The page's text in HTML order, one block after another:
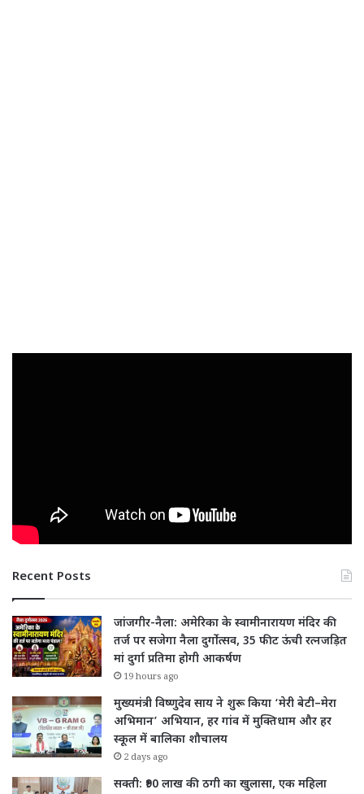
Recent Posts
जांजगीर-नैला: अमेरिका के स्वामीनारायण मंदिर की
तर्ज पर सजेगा नैला दुर्गोत्सव, 35 फीट ऊंची रत्नजड़ित
मां दुर्गा प्रतिमा होगी आकर्षण
19 hours ago
मुख्यमंत्री विष्णुदेव साय ने शुरू किया ‘मेरी बेटी–मेरा
अभिमान’ अभियान, हर गांव में मुक्तिधाम और हर
स्कूल में बालिका शौचालय
2 days ago
सक्ती: ₹90 लाख की ठगी का खुलासा, एक महिला